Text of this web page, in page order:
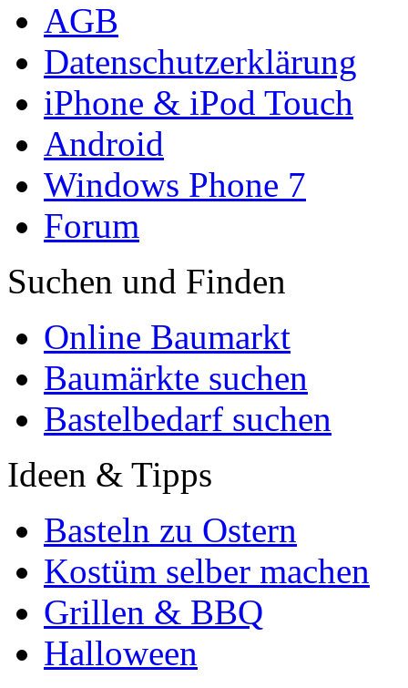
AGB
Datenschutzerklärung
iPhone & iPod Touch
Android
Windows Phone 7
Forum
Suchen und Finden
Online Baumarkt
Baumärkte suchen
Bastelbedarf suchen
Ideen & Tipps
Basteln zu Ostern
Kostüm selber machen
Grillen & BBQ
Halloween